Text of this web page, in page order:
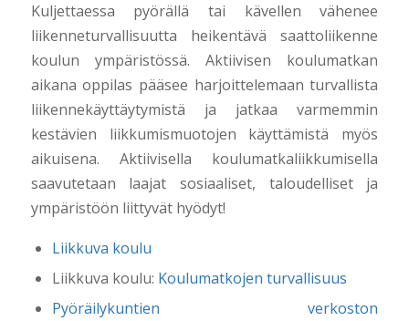
Kuljettaessa pyörällä tai kävellen vähenee
liikenneturvallisuutta heikentävä saattoliikenne
koulun ympäristössä. Aktiivisen koulumatkan
aikana oppilas pääsee harjoittelemaan turvallista
liikennekäyttäytymistä ja jatkaa varmemmin
kestävien liikkumismuotojen käyttämistä myös
aikuisena. Aktiivisella koulumatkaliikkumisella
saavutetaan laajat sosiaaliset, taloudelliset ja
ympäristöön liittyvät hyödyt!
Liikkuva koulu
Liikkuva koulu: Koulumatkojen turvallisuus
Pyöräilykuntien verkoston